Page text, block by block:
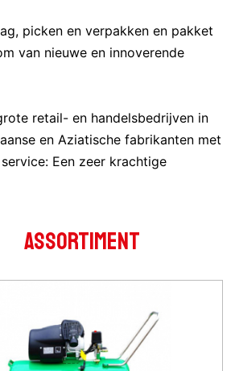
picken en verpakken en pakket
van nieuwe en innoverende
retail- en handelsbedrijven in
en Aziatische fabrikanten met
Een zeer krachtige
ASSORTIMENT